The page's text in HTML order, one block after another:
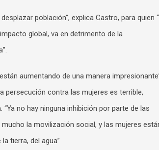
población”, explica Castro, para quien
global, va en detrimento de la
aumentando de una manera
persecución contra las mujeres es terrible,
no hay ninguna inhibición por parte de las
la movilización social, y las mujeres
tierra, del agua”